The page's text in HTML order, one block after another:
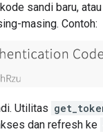
sandi baru,
masing. Contoh:
Utilitas
dan refresh ke